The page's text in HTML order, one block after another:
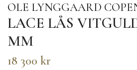
OLE LYNGGAARD
LACE LÅS
MM
18 300 kr